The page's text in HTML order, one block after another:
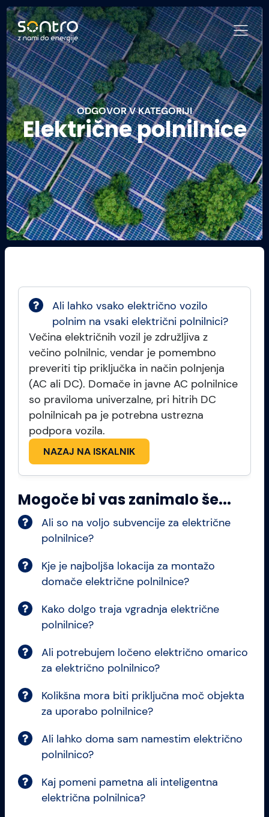
ODGOVOR V KATEGORIJI
Električne polnilnice
Ali lahko vsako električno vozilo
polnim na vsaki električni polnilnici?
Večina električnih vozil je združljiva z
večino polnilnic, vendar je pomembno
preveriti tip priključka in način polnjenja
(AC ali DC). Domače in javne AC polnilnice
so praviloma univerzalne, pri hitrih DC
polnilnicah pa je potrebna ustrezna
podpora vozila.
NAZAJ NA ISKALNIK
Mogoče bi vas zanimalo še...
Ali so na voljo subvencije za električne
polnilnice?
Kje je najboljša lokacija za montažo
domače električne polnilnice?
Kako dolgo traja vgradnja električne
polnilnice?
Ali potrebujem ločeno električno omarico
za električno polnilnico?
Kolikšna mora biti priključna moč objekta
za uporabo polnilnice?
Ali lahko doma sam namestim električno
polnilnico?
Kaj pomeni pametna ali inteligentna
električna polnilnica?